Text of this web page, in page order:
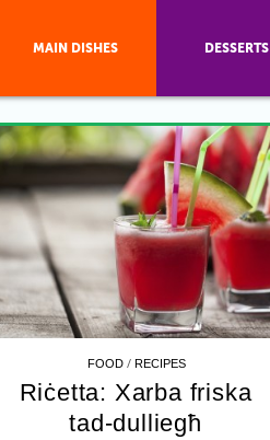
FOOD/ RECIPES
Riċetta: Xarba friska
tad-dulliegħ
MAIN DISHES DESSERTS